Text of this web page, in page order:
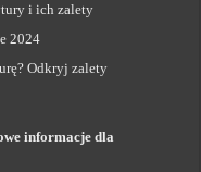
i ich zalety
2024
Odkryj zalety
informacje dla